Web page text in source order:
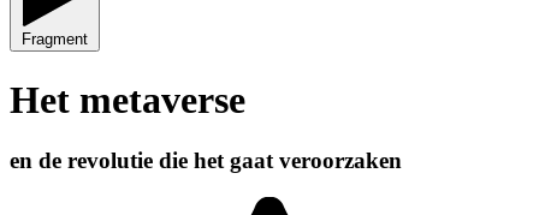
Fragment
Het metaverse
en de revolutie die het gaat veroorzaken